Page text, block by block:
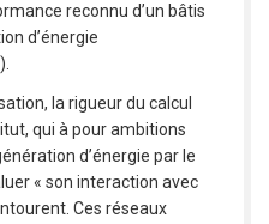
reconnu d’un bâtis
d’énergie
la rigueur du calcul
qui à pour ambitions
d’énergie par le
« son interaction avec
Ces réseaux